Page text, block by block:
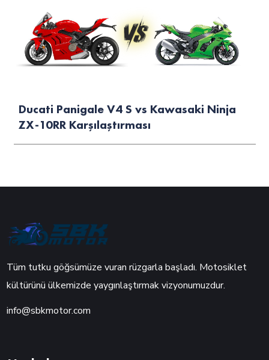
Ducati Panigale V4 S vs Kawasaki Ninja
ZX-10RR Karşılaştırması
Tüm tutku göğsümüze vuran rüzgarla başladı. Motosiklet
kültürünü ülkemizde yaygınlaştırmak vizyonumuzdur.
info@sbkmotor.com